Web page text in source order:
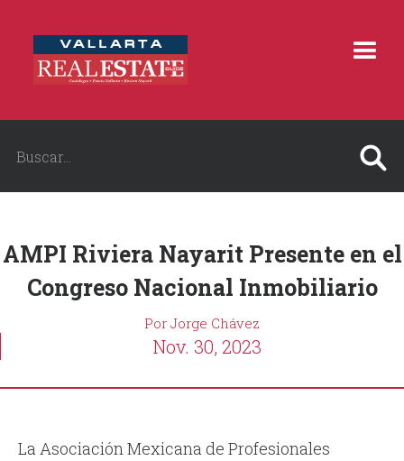
AMPI Riviera Nayarit Presente en el
Congreso Nacional Inmobiliario
Por Jorge Chávez
Nov. 30, 2023
La Asociación Mexicana de Profesionales